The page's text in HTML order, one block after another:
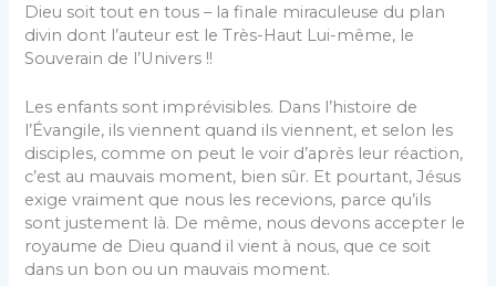
Dieu soit tout en tous – la finale miraculeuse du plan
divin dont l’auteur est le Très-Haut Lui-même, le
Souverain de l’Univers !!
Les enfants sont imprévisibles. Dans l’histoire de
l’Évangile, ils viennent quand ils viennent, et selon les
disciples, comme on peut le voir d’après leur réaction,
c’est au mauvais moment, bien sûr. Et pourtant, Jésus
exige vraiment que nous les recevions, parce qu’ils
sont justement là. De même, nous devons accepter le
royaume de Dieu quand il vient à nous, que ce soit
dans un bon ou un mauvais moment.